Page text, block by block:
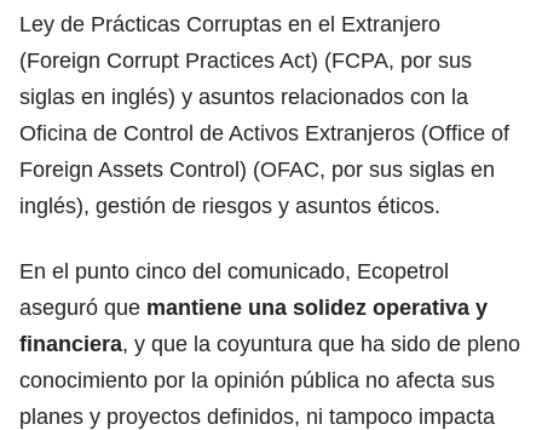
Ley de Prácticas Corruptas en el Extranjero
(Foreign Corrupt Practices Act) (FCPA, por sus
siglas en inglés) y asuntos relacionados con la
Oficina de Control de Activos Extranjeros (Office of
Foreign Assets Control) (OFAC, por sus siglas en
inglés), gestión de riesgos y asuntos éticos.
En el punto cinco del comunicado, Ecopetrol
aseguró que mantiene una solidez operativa y
financiera, y que la coyuntura que ha sido de pleno
conocimiento por la opinión pública no afecta sus
planes y proyectos definidos, ni tampoco impacta